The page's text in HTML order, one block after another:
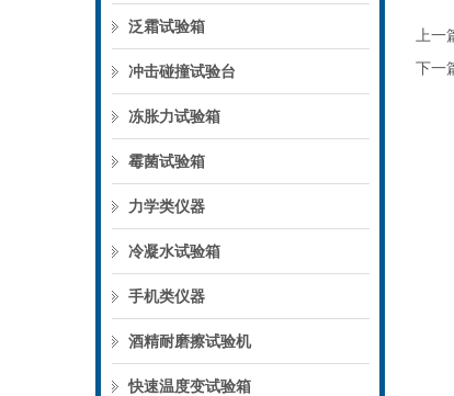
泛霜试验箱
冲击碰撞试验台
冻胀力试验箱
霉菌试验箱
力学类仪器
冷凝水试验箱
手机类仪器
酒精耐磨擦试验机
快速温度变试验箱
上一
下一